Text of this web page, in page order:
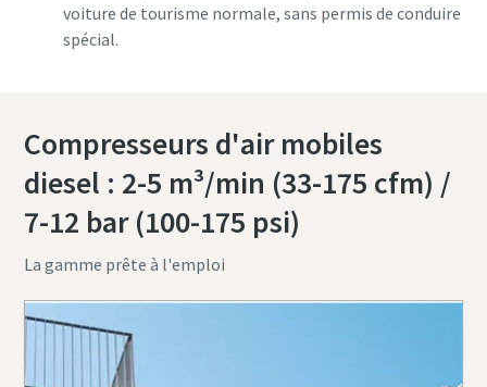
voiture de tourisme normale, sans permis de conduire
spécial.
Compresseurs d'air mobiles
diesel : 2-5 m³/min (33-175 cfm) /
7-12 bar (100-175 psi)
La gamme prête à l'emploi